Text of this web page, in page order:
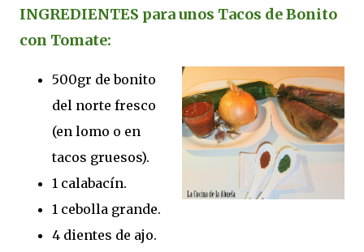
INGREDIENTES para unos Tacos de Bonito
con Tomate:
500gr de bonito
del norte fresco
(en lomo o en
tacos gruesos).
1 calabacín.
1 cebolla grande.
4 dientes de ajo.